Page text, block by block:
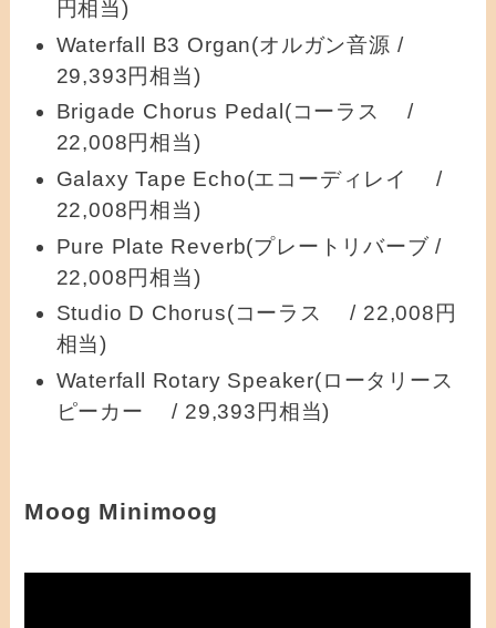
円相当)
Waterfall B3 Organ(オルガン音源 /
29,393円相当)
Brigade Chorus Pedal(コーラス /
22,008円相当)
Galaxy Tape Echo(エコーディレイ /
22,008円相当)
Pure Plate Reverb(プレートリバーブ /
22,008円相当)
Studio D Chorus(コーラス / 22,008円
相当)
Waterfall Rotary Speaker(ロータリース
ピーカー / 29,393円相当)
Moog Minimoog